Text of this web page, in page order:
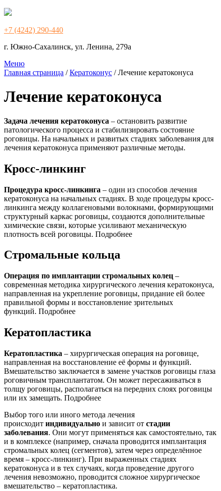
+7 (4242) 290-440
г. Южно-Сахалинск, ул. Ленина, 279а
Меню
Главная страница /Кератоконус /Лечение кератоконуса
Лечение кератоконуса
Задача лечения кератоконуса – остановить развитие
патологического процесса и стабилизировать состояние
роговицы. На начальных и развитых стадиях заболевания для
лечения кератоконуса применяют различные методы.
Кросс-линкинг
Процедура кросс-линкинга – один из способов лечения
кератоконуса на начальных стадиях. В ходе процедуры кросс-
линкинга между коллагеновыми волокнами, формирующими
структурный каркас роговицы, создаются дополнительные
химические связи, которые усиливают механическую
плотность всей роговицы. Подробнее
Стромальные кольца
Операция по имплантации стромальных колец –
современная методика хирургического лечения кератоконуса,
направленная на укрепление роговицы, придание ей более
правильной формы и восстановление зрительных
функций. Подробнее
Кератопластика
Кератопластика – хирургическая операция на роговице,
направленная на восстановление её формы и функций.
Вмешательство заключается в замене участков роговицы глаза
роговичным трансплантатом. Он может пересаживаться в
толщу роговицы, располагаться на передних слоях роговицы
или их замещать. Подробнее
Выбор того или иного метода лечения
происходит индивидуально и зависит от стадии
заболевания. Они могут применяться как самостоятельно, так
и в комплексе (например, сначала проводится имплантация
стромальных колец (сегментов), затем через определённое
время – кросс-линкинг). При выраженных стадиях
кератоконуса и в тех случаях, когда проведение другого
лечения невозможно, проводится сложное хирургическое
вмешательство – кератопластика.